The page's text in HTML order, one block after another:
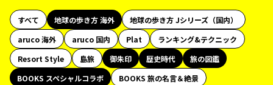
すべて 地球の歩き方 海外
地球の歩き方 Jシリーズ（国内）
aruco 海外
aruco 国内 Plat
ランキング&テクニック
Resort Style
島旅 御朱印 歴史時代
旅の図鑑
BOOKS スペシャルコラボ
BOOKS 旅の名言＆絶景